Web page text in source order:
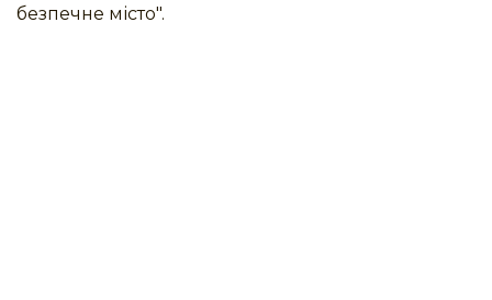
безпечне місто".